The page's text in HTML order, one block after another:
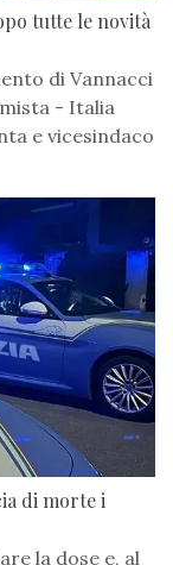
tutte le novità
di Vannacci
- Italia
e vicesindaco
di morte i
la dose e, al